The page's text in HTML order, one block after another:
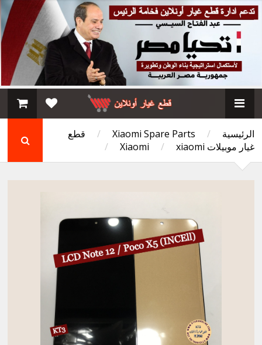
الرئيسية /
Xiaomi Spare Parts
/
قطع
غيار موبيلات Xiaomi
/ xiaomi
/